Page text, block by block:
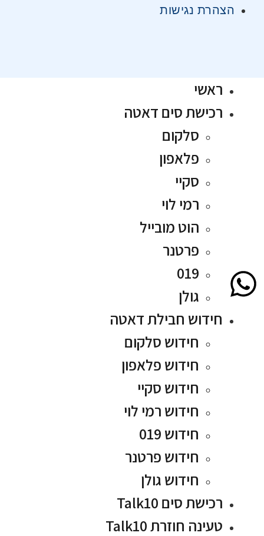
הצהרת נגישות
ראשי
רכישת סים דאטה
סלקום
פלאפון
סקיי
רמי לוי
הוט מובייל
פרטנר
019
גולן
חידוש חבילת דאטה
חידוש סלקום
חידוש פלאפון
חידוש סקיי
חידוש רמי לוי
חידוש 019
חידוש פרטנר
חידוש גולן
רכישת סים Talk10
טעינה חוזרת Talk10